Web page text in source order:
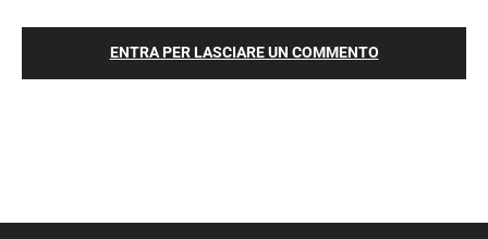
ENTRA PER LASCIARE UN COMMENTO